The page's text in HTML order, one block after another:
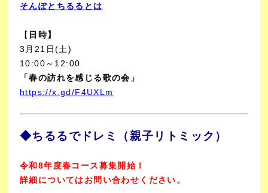
そんぽとちるるとは
【 日時】
3月21日(土)
10:00～12:00
「春の訪れを感じる歌の会」
https://x.gd/F4UXLm
◆ちるるでドレミ（親子リトミック）
令和8年度春コース募集開始！
詳細についてはお問い合わせください。